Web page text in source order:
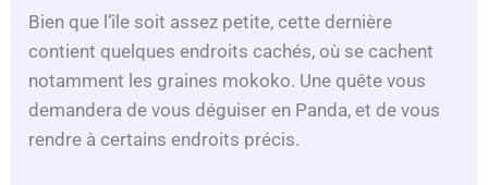
Bien que l’île soit assez petite, cette dernière
contient quelques endroits cachés, où se cachent
notamment les graines mokoko. Une quête vous
demandera de vous déguiser en Panda, et de vous
rendre à certains endroits précis.